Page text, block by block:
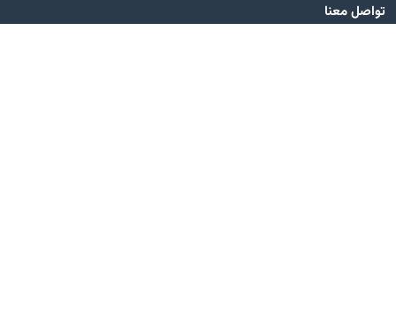
تواصل معنا